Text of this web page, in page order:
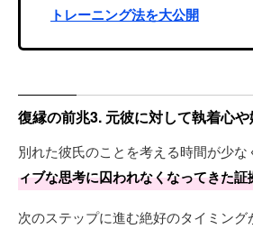
トレーニング法を大公開
復縁の前兆3. 元彼に対して執着心
別れた彼氏のことを考える時間が少な
ィブな思考に囚われなくなってきた証
次のステップに進む絶好のタイミング